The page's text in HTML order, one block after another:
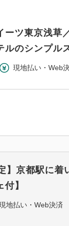
ーツ東京浅草
ルのシンプル
現地払い・Web
】京都駅に着
】
地払い・Web決済